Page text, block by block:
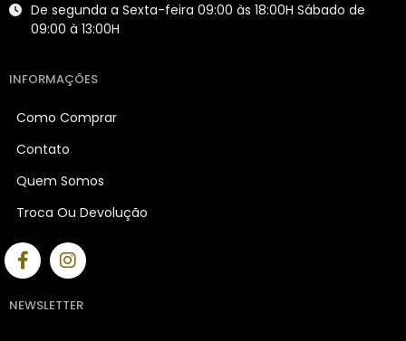
De segunda a Sexta-feira 09:00 às 18:00H Sábado de
09:00 à 13:00H
INFORMAÇÕES
Como Comprar
Contato
Quem Somos
Troca Ou Devolução
NEWSLETTER